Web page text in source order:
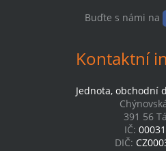
Buďte s námi na
Kontaktní
Jednota, obchodní
391 56
IČ:
DIČ: